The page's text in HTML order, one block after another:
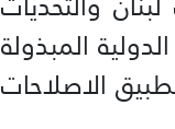
المبذولة
الاصلاحات